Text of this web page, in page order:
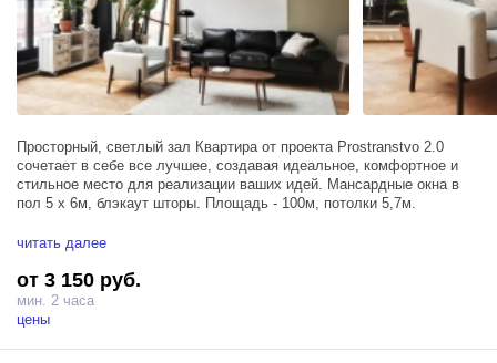
Просторный, светлый зал Квартира от проекта Prostranstvo 2.0
сочетает в себе все лучшее, создавая идеальное, комфортное и
стильное место для реализации ваших идей. Мансардные окна в
пол 5 х 6м, блэкаут шторы. Площадь - 100м, потолки 5,7м.
Зал располагает тремя источниками Profoto D1 500, большим
поступающий солнечный свет, и гримерным столом.
читать далее
от 3 150 руб.
мин. 2 часа
цены